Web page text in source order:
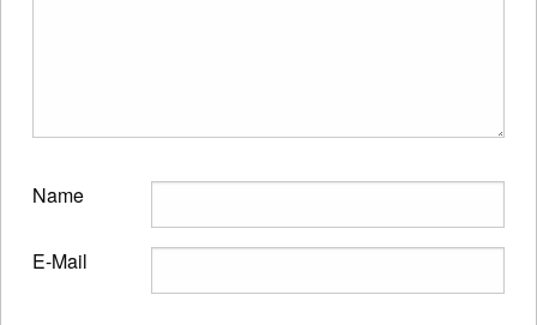
Name
E-Mail